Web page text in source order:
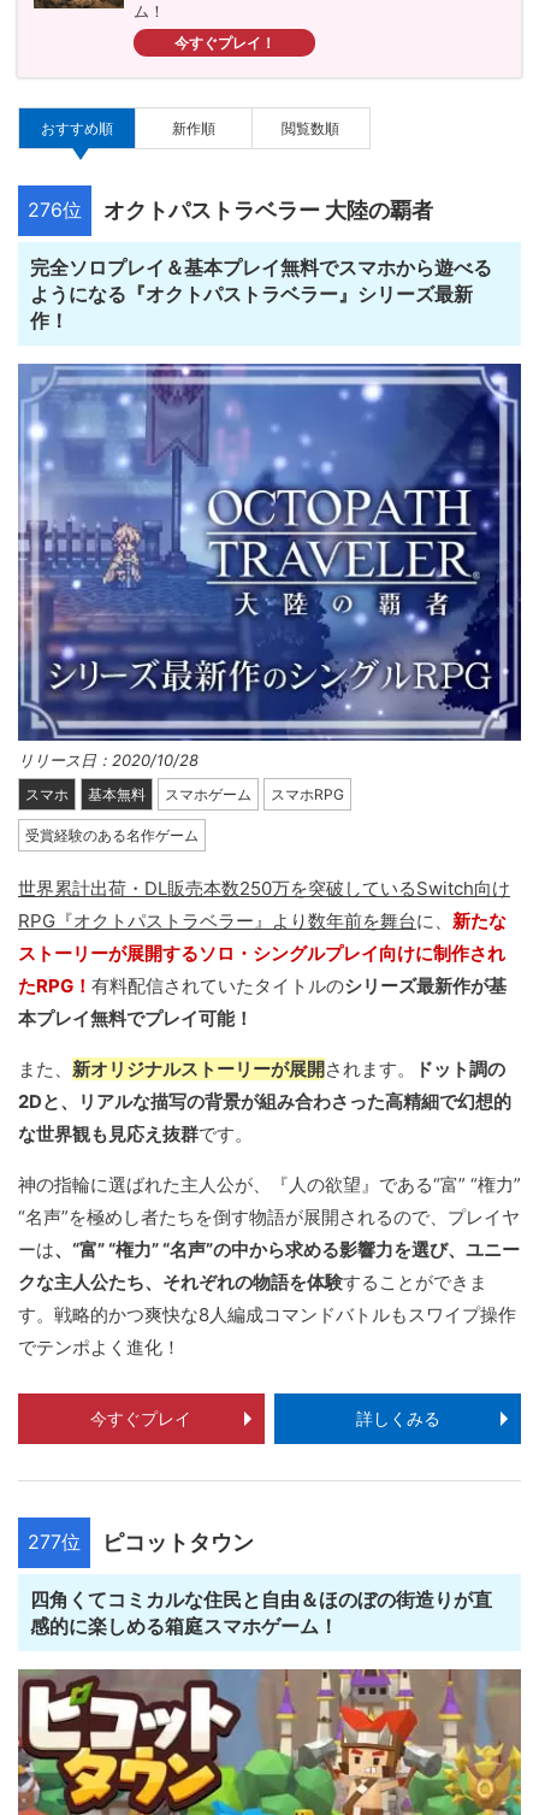
ム！
今すぐプレイ！
おすすめ順 新作順 閲覧数順
276位 オクトパストラベラー 大陸の覇者
完全ソロプレイ＆基本プレイ無料でスマホから遊べる
ようになる『オクトパストラベラー』シリーズ最新
作！
リリース日：2020/10/28
スマホ 基本無料 スマホゲーム スマホRPG
受賞経験のある名作ゲーム
世界累計出荷・DL販売本数250万を突破しているSwitch向け
RPG『オクトパストラベラー』より数年前を舞台に、 新たな
ストーリーが展開するソロ・シングルプレイ向けに制作され
たRPG！ 有料配信されていたタイトルのシリーズ最新作が基
本プレイ無料でプレイ可能！
また、 新オリジナルストーリーが展開されます。
ドット調の
2Dと、リアルな描写の背景が組み合わさった高精細で幻想的
な世界観も見応え抜群です。
神の指輪に選ばれた主人公が、『人の欲望』である“富” “権力”
“名声”を極めし者たちを倒す物語が展開されるので、プレイヤ
ーは、“富” “権力” “名声”の中から求める影響力を選び、ユニー
クな主人公たち、それぞれの物語を体験することができま
す。戦略的かつ爽快な8人編成コマンドバトルもスワイプ操作
でテンポよく進化！
今すぐプレイ 詳しくみる
277位 ピコットタウン
四角くてコミカルな住民と自由＆ほのぼの街造りが直
感的に楽しめる箱庭スマホゲーム！